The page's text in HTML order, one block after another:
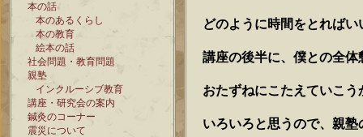
本の話
本のあるくらし
本の教育
絵本の話
社会問題・教育問題
親塾
インクルーシブ教育
講座・研究会の案内
鍼灸のコーナー
震災について
どのように時間をとれば
講座の後半に、僕との全
おたずねにこたえていこう
いろいろと思うので、親